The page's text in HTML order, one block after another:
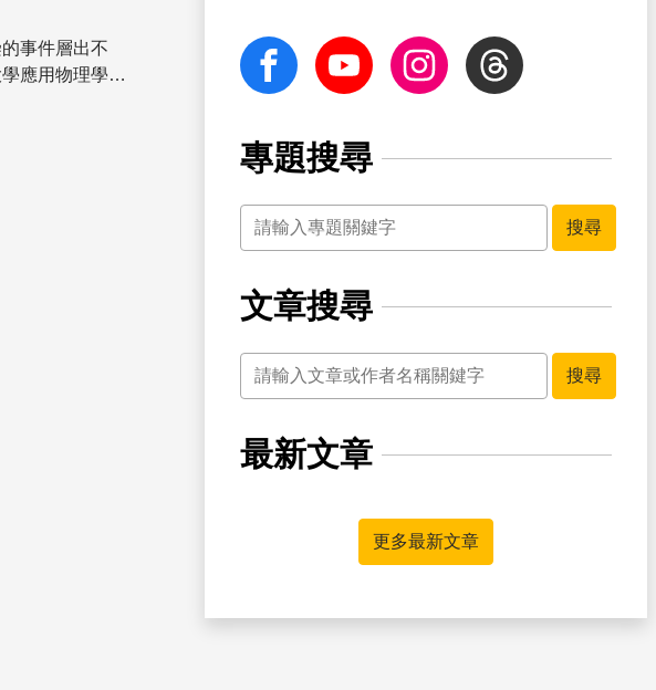
事件層出不
應用物理學系
facebook Youtube InstagramThreads
專題搜尋
關鍵字
搜尋
文章搜尋
關鍵字
搜尋
最新文章
更多最新文章